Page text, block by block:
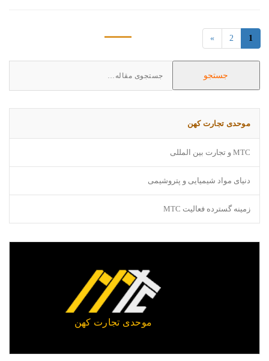
1
2
»
جستجو
موحدی تجارت کهن
MTC و تجارت بین المللی
دنیای مواد شیمیایی و پتروشیمی
زمینه گسترده فعالیت MTC
موحدی تجارت کهن